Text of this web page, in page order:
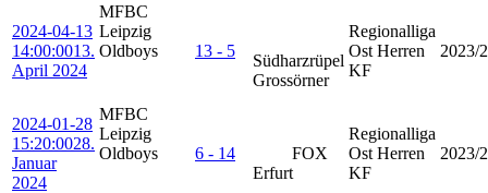
2024-04-13
14:00:0013.
April 2024
MFBC
Leipzig
Oldboys
13 - 5
Südharzrüpel
Grossörner
Regionalliga
Ost Herren
KF
2023/
2024-01-28
15:20:0028.
Januar
2024
MFBC
Leipzig
Oldboys
6 - 14
FOX
Erfurt
Regionalliga
Ost Herren
KF
2023/